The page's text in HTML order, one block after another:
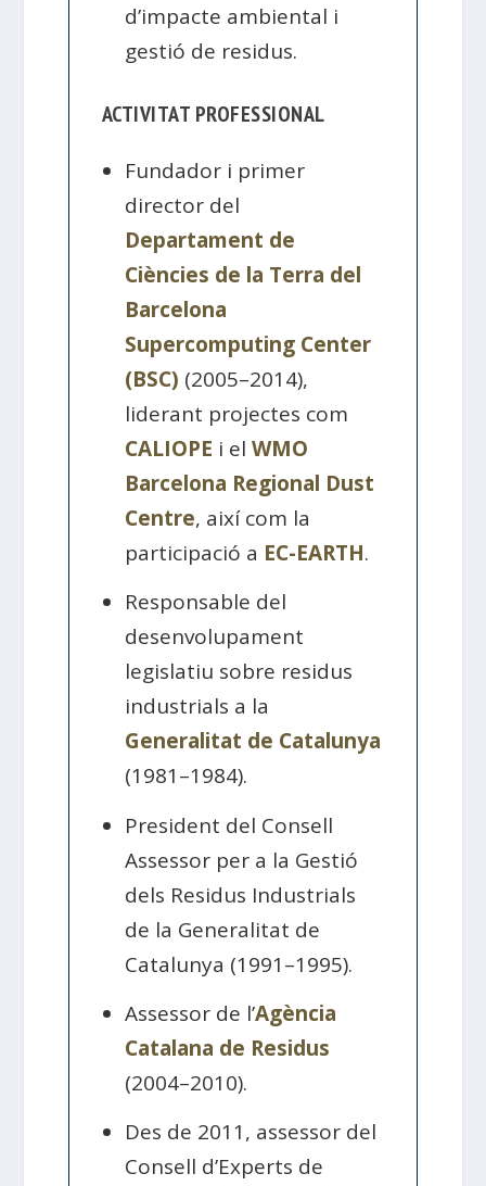
d’impacte ambiental i
gestió de residus.
ACTIVITAT PROFESSIONAL
Fundador i primer
director del
Departament de
Ciències de la Terra del
Barcelona
Supercomputing Center
(BSC) (2005–2014),
liderant projectes com
CALIOPE i elWMO
Barcelona Regional Dust
Centre, així com la
participació a EC-EARTH.
Responsable del
desenvolupament
legislatiu sobre residus
industrials a la
Generalitat de Catalunya
(1981–1984).
President del Consell
Assessor per a la Gestió
dels Residus Industrials
de la Generalitat de
Catalunya (1991–1995).
Assessor de l’Agència
Catalana de Residus
(2004–2010).
Des de 2011, assessor del
Consell d’Experts de